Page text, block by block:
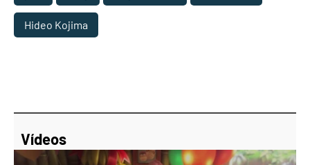
Hideo Kojima
Vídeos